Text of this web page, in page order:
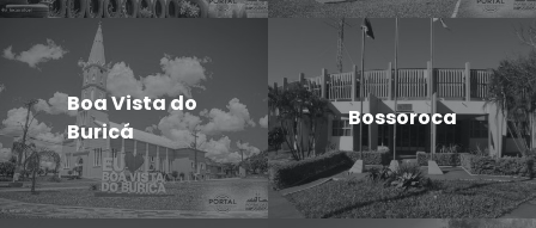
Boa Vista do
Buricá
Bossoroca